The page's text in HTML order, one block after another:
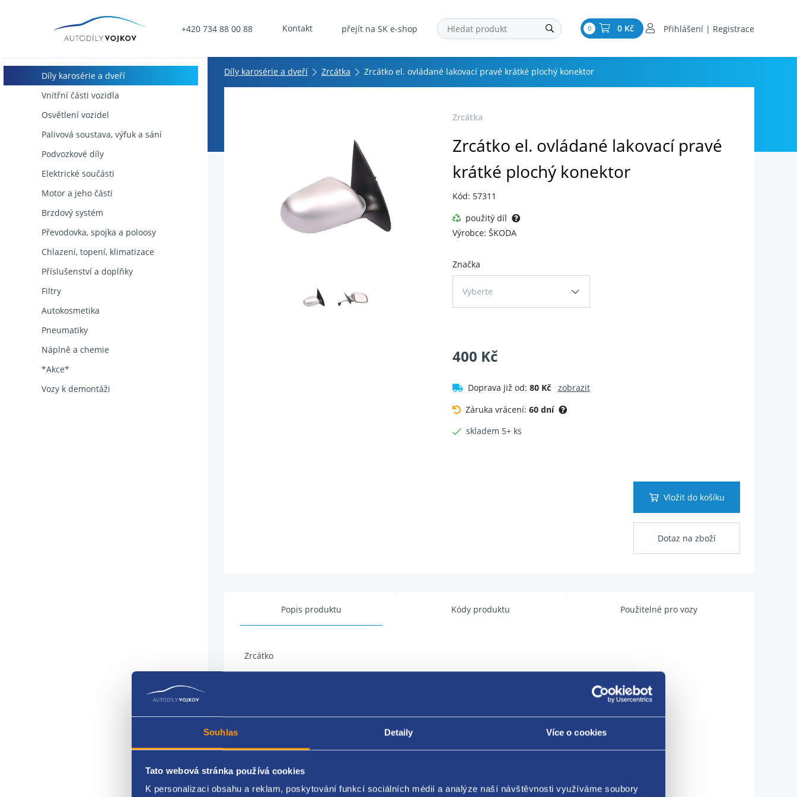
Souhlas Detaily Více o cookies
Tato webová stránka používá cookies
K personalizaci obsahu a reklam, poskytování funkcí sociálních médií a analýze naší návštěvnosti využíváme soubory
+420 734 88 00 88 Kontakt přejít na SK e-shop 0 0 Kč Přihlášení | Registrace
Díly karosérie a dveří
Vnitřní části vozidla
Osvětlení vozidel
Palivová soustava, výfuk a sání
Podvozkové díly
Elektrické součásti
Motor a jeho části
Brzdový systém
Převodovka, spojka a poloosy
Chlazení, topení, klimatizace
Příslušenství a doplňky
Filtry
Autokosmetika
Pneumatiky
Náplně a chemie
*Akce*
Vozy k demontáži
Díly karosérie a dveří Zrcátka Zrcátko el. ovládané lakovací pravé krátké plochý konektor
Zrcátka
Zrcátko el. ovládané lakovací pravé
krátké plochý konektor
Kód: 57311
použitý díl
Výrobce: ŠKODA
Značka
Vyberte
400 Kč
Doprava již od: 80 Kč
zobrazit
Záruka vrácení: 60 dní
skladem 5+ ks
Vložit do košíku
Dotaz na zboží
Popis produktu Kódy produktu Použitelné pro vozy
Zrcátko
vyhřívané : ANO
konektor: plochý ( černý obdélník)